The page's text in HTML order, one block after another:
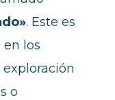
. Este es
los
o